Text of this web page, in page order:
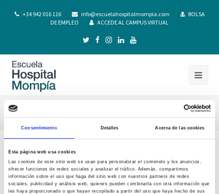
Consentimiento Detalles Acerca de las cookies
Esta página web usa cookies
Las cookies de este sitio web se usan para personalizar el contenido y los anuncios,
ofrecer funciones de redes sociales y analizar el tráfico. Además, compartimos
información sobre el uso que haga del sitio web con nuestros partners de redes
sociales, publicidad y análisis web, quienes pueden combinarla con otra información que
les haya proporcionado o que hayan recopilado a partir del uso que haya hecho de sus
+34 942 016 116 info@escuelahospitalmompia.com
BOLSA
DE EMPLEO
ACCEDE AL CAMPUS VIRTUAL
Formación continua